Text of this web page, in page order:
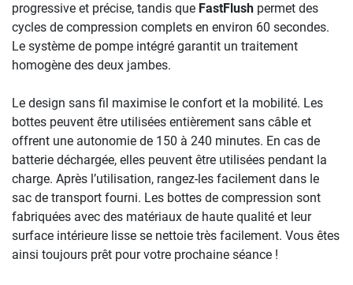
progressive et précise, tandis que FastFlush permet des
cycles de compression complets en environ 60 secondes.
Le système de pompe intégré garantit un traitement
homogène des deux jambes.
Le design sans fil maximise le confort et la mobilité. Les
bottes peuvent être utilisées entièrement sans câble et
offrent une autonomie de 150 à 240 minutes. En cas de
batterie déchargée, elles peuvent être utilisées pendant la
charge. Après l’utilisation, rangez-les facilement dans le
sac de transport fourni. Les bottes de compression sont
fabriquées avec des matériaux de haute qualité et leur
surface intérieure lisse se nettoie très facilement. Vous êtes
ainsi toujours prêt pour votre prochaine séance !